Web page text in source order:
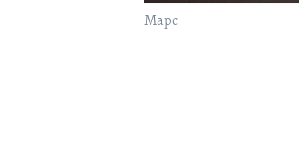
Марс